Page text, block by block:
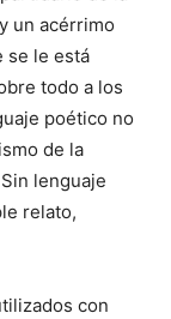
un acérrimo
se le está
todo a los
poético no
de la
lenguaje
relato,
con